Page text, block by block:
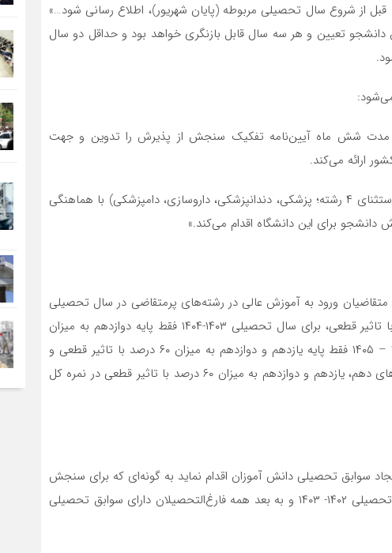
از شروع سال تحصیلی مربوطه (پایان شهریور)، اطلاع رسانی شود…»
تعیین و هر سه سال قابل بازنگری خواهد بود و حداقل دو سال
ظرف مدت شش ماه آیین‌نامه تفکیک سنجش از پذیرش را تدوین و جهت
ارائه می‌کند.
«تبصره۴: دانشگاه آزاد اسلامی کما فی‌السابق (به استثنای ۴ رشته؛ پزشکی، دندانپزشکی، داروسازی، دامپزشکی) با هماهنگی
برای این دانشگاه اقدام می‌کند.»
ورود به آموزش عالی در رشته‌های پرمتقاضی در سال تحصیلی
۱۴۰۲- ۱۴۰۳ فقط پایه دوازدهم به میزان ۴۰ درصد با تاثیر قطعی، برای سال تحصیلی ۱۴۰۳-۱۴۰۴ فقط پایه دوازدهم به میزان
۵۰ درصد با تاثیر قطعی، برای سال تحصیلی ۱۴۰۴ – ۱۴۰۵ فقط پایه یازدهم و دوازدهم به میزان ۶۰ درصد با تاثیر قطعی و
برای سال تحصیلی ۱۴۰۵ – ۱۴۰۶ و بعد از آن پایه‌های دهم، یازدهم و دوازدهم به میزان ۶۰ درصد با تاثیر قطعی در نمره کل
سوابق تحصیلی دانش آموزان اقدام نماید به گونه‌ای که برای سنجش
و پذیرش متقاضیان ورود به آموزش عالی از سال تحصیلی ۱۴۰۲- ۱۴۰۳ و به بعد همه فارغ‌التحصیلان دارای سوابق تحصیلی